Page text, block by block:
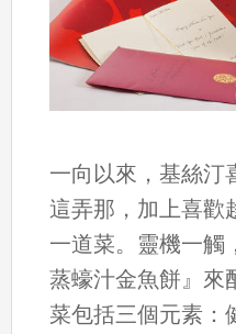
一向以來，基絲汀
這弄那，加上喜歡
一道菜。靈機一觸
蒸蠔汁金魚餅』來
菜包括三個元素：